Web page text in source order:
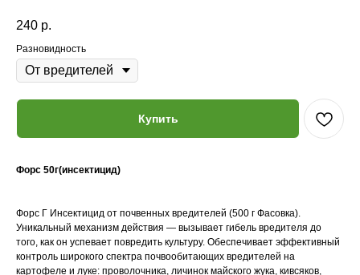
240 р.
Разновидность
Купить
Форс 50г(инсектицид)
Форс Г Инсектицид от почвенных вредителей (500 г Фасовка).
Уникальный механизм действия — вызывает гибель вредителя до
того, как он успевает повредить культуру. Обеспечивает эффективный
контроль широкого спектра почвообитающих вредителей на
картофеле и луке: проволочника, личинок майского жука, кивсяков,